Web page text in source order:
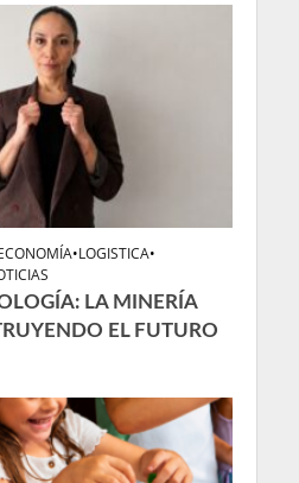
•LOGISTICA•
LA MINERÍA
EL FUTURO